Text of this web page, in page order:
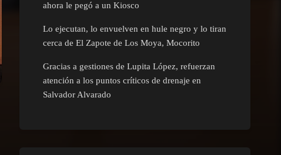
ahora le pegó a un Kiosco
Lo ejecutan, lo envuelven en hule negro y lo tiran
cerca de El Zapote de Los Moya, Mocorito
Gracias a gestiones de Lupita López, refuerzan
atención a los puntos críticos de drenaje en
Salvador Alvarado